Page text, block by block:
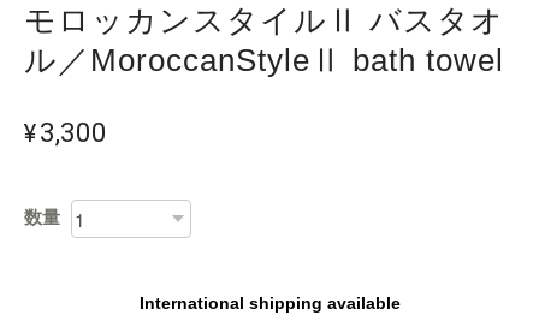
モロッカンスタイルⅡ バスタオ
ル／MoroccanStyleⅡ bath towel
¥3,300
数量
International shipping available